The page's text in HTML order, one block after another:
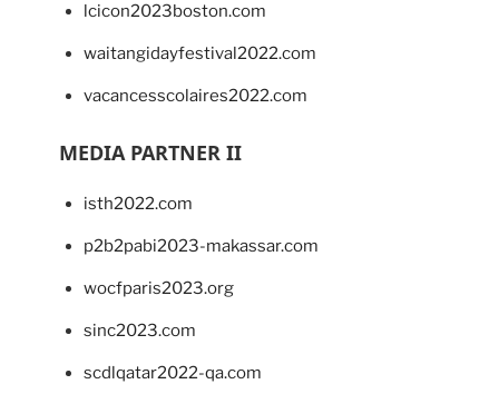
lcicon2023boston.com
waitangidayfestival2022.com
vacancesscolaires2022.com
MEDIA PARTNER II
isth2022.com
p2b2pabi2023-makassar.com
wocfparis2023.org
sinc2023.com
scdlqatar2022-qa.com